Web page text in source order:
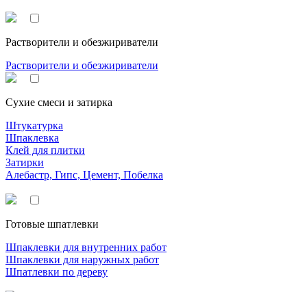
Растворители и обезжириватели
Растворители и обезжириватели
Сухие смеси и затирка
Штукатурка
Шпаклевка
Клей для плитки
Затирки
Алебастр, Гипс, Цемент, Побелка
Готовые шпатлевки
Шпаклевки для внутренних работ
Шпаклевки для наружных работ
Шпатлевки по дереву